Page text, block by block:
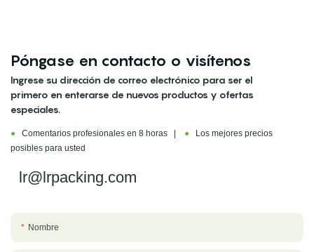
Póngase en contacto o visítenos
Ingrese su dirección de correo electrónico para ser el
primero en enterarse de nuevos productos y ofertas
especiales.
● Comentarios profesionales en 8 horas | ●
Los mejores precios
posibles para usted
lr@lrpacking.com
Nombre